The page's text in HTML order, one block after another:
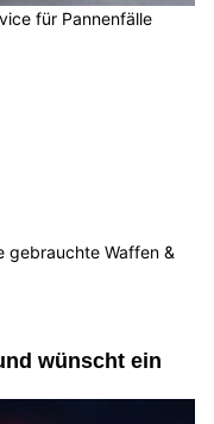
für Pannenfälle
gebrauchte Waffen &
wünscht ein